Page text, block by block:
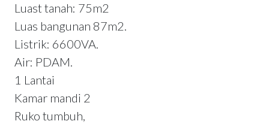
Luast tanah: 75m2
Luas bangunan 87m2.
Listrik: 6600VA.
Air: PDAM.
1 Lantai
Kamar mandi 2
Ruko tumbuh,